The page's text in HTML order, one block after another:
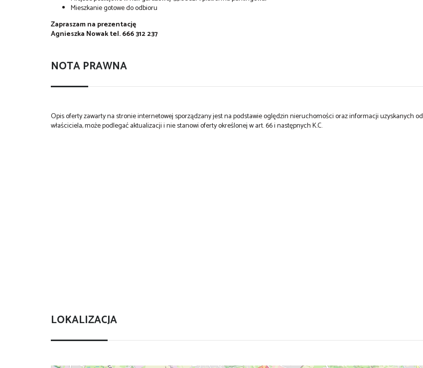
Mieszkanie gotowe do odbioru
Zapraszam na prezentację
Agnieszka Nowak tel. 666 312 237
NOTA PRAWNA
Opis oferty zawarty na stronie internetowej sporządzany jest na podstawie oględzin nieruchomości oraz informacji uzyskanych od
właściciela, może podlegać aktualizacji i nie stanowi oferty określonej w art. 66 i następnych K.C.
LOKALIZACJA